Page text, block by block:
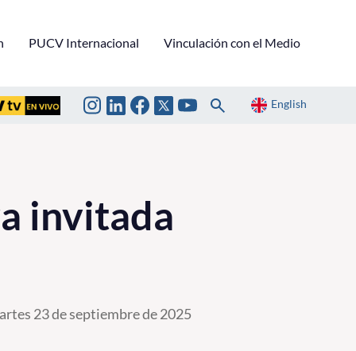
PUCV Internacional Vinculación con el Medio
English
invitada
23 de septiembre de 2025